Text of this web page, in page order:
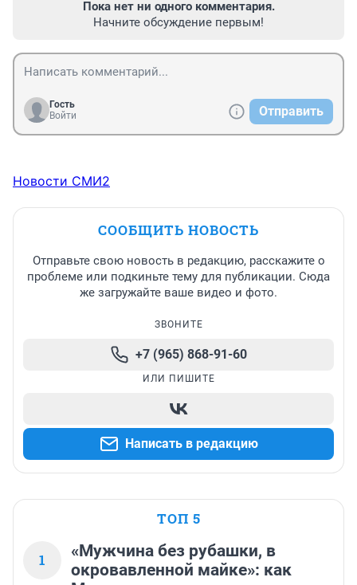
Пока нет ни одного комментария.
Начните обсуждение первым!
Гость
Войти
Отправить
Новости СМИ2
СООБЩИТЬ НОВОСТЬ
Отправьте свою новость в редакцию, расскажите о
проблеме или подкиньте тему для публикации. Сюда
же загружайте ваше видео и фото.
ЗВОНИТЕ
+7 (965) 868-91-60
ИЛИ ПИШИТЕ
Написать в редакцию
ТОП 5
1
«Мужчина без рубашки, в
окровавленной майке»: как